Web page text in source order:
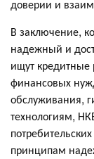
доверии и
В заключение,
надежный и
ищут кредитные
финансовых
обслуживания,
технологиям,
принципам